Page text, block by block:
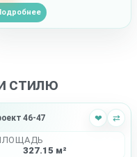
стилю
46-47 ❤ ⇄
327.15 м²